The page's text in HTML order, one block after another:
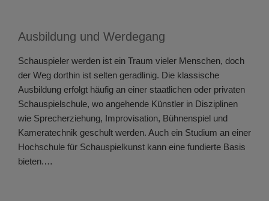
Ausbildung und Werdegang
Schauspieler werden ist ein Traum vieler Menschen, doch
der Weg dorthin ist selten geradlinig. Die klassische
Ausbildung erfolgt häufig an einer staatlichen oder privaten
Schauspielschule, wo angehende Künstler in Disziplinen
wie Sprecherziehung, Improvisation, Bühnenspiel und
Kameratechnik geschult werden. Auch ein Studium an einer
Hochschule für Schauspielkunst kann eine fundierte Basis
bieten.…